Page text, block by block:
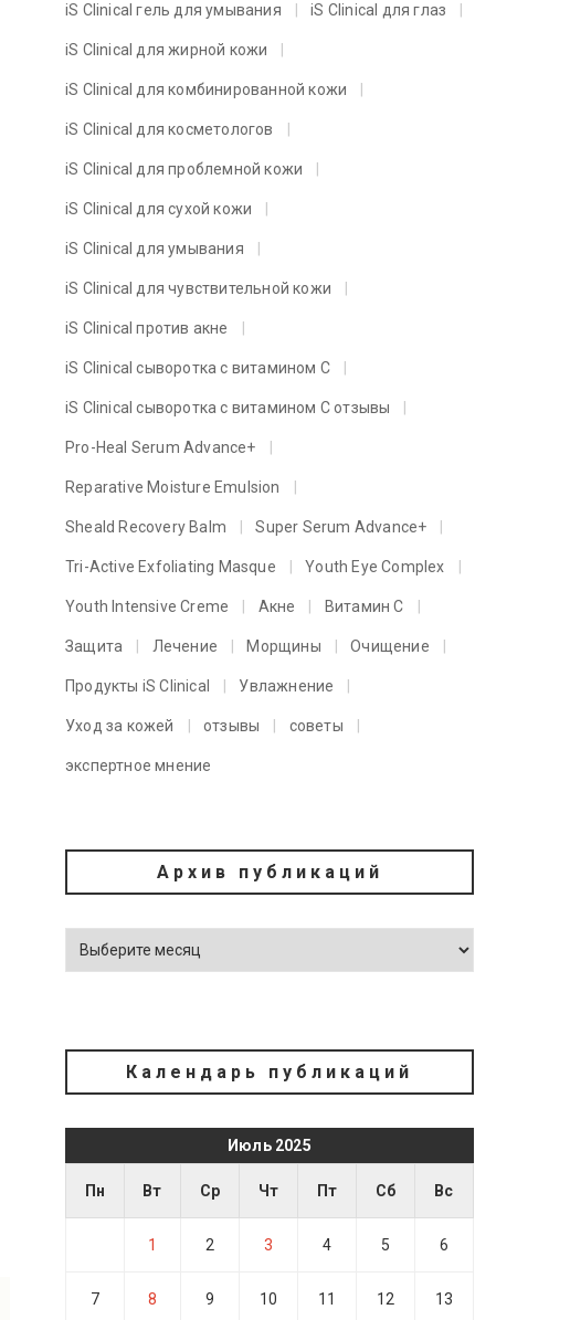
iS Clinical гель для умывания iS Clinical для глаз
iS Clinical для жирной кожи
iS Clinical для комбинированной кожи
iS Clinical для косметологов
iS Clinical для проблемной кожи
iS Clinical для сухой кожи
iS Clinical для умывания
iS Clinical для чувствительной кожи
iS Clinical против акне
iS Clinical сыворотка с витамином C
iS Clinical сыворотка с витамином C отзывы
Pro-Heal Serum Advance+
Reparative Moisture Emulsion
Sheald Recovery Balm Super Serum Advance+
Tri-Active Exfoliating Masque Youth Eye Complex
Youth Intensive Creme Акне Витамин C
Защита Лечение Морщины Очищение
Продукты iS Clinical Увлажнение
Уход за кожей отзывы советы
экспертное мнение
Архив публикаций
Календарь публикаций
Июль 2025
Пн Вт Ср Чт Пт Сб Вс
1 2 3 4 5 6
7 8 9 10 11 12 13